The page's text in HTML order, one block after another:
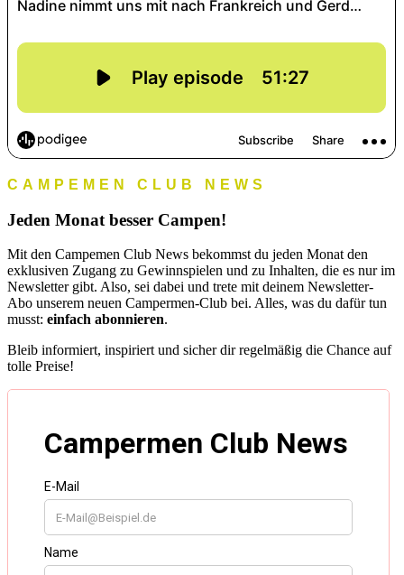
CAMPEMEN CLUB NEWS
Jeden Monat besser Campen!
Mit den Campemen Club News bekommst du jeden Monat den
exklusiven Zugang zu Gewinnspielen und zu Inhalten, die es nur im
Newsletter gibt. Also, sei dabei und trete mit deinem Newsletter-
Abo unserem neuen Campermen-Club bei. Alles, was du dafür tun
musst: einfach abonnieren.
Bleib informiert, inspiriert und sicher dir regelmäßig die Chance auf
tolle Preise!